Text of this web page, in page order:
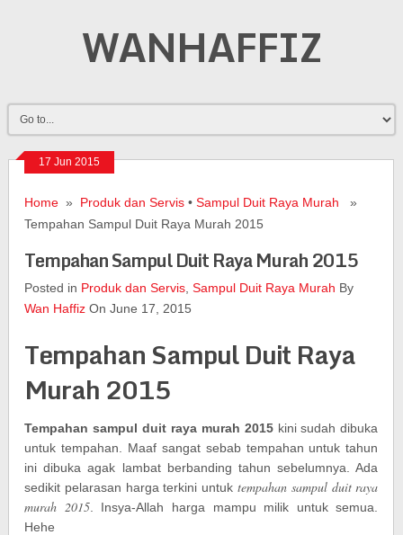
WANHAFFIZ
17 Jun 2015
Home » Produk dan Servis •Sampul Duit Raya Murah »
Tempahan Sampul Duit Raya Murah 2015
Tempahan Sampul Duit Raya Murah 2015
Posted in Produk dan Servis ,Sampul Duit Raya Murah By
Wan Haffiz On June 17, 2015
Tempahan Sampul Duit Raya
Murah 2015
Tempahan sampul duit raya murah 2015kini sudah dibuka
untuk tempahan. Maaf sangat sebab tempahan untuk tahun
ini dibuka agak lambat berbanding tahun sebelumnya. Ada
sedikit pelarasan harga terkini untuk tempahan sampul duit raya
murah 2015. Insya-Allah harga mampu milik untuk semua.
Hehe